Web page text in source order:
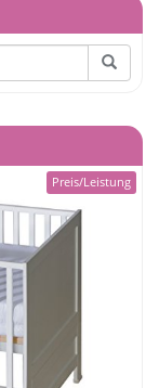
Preis/Leistung